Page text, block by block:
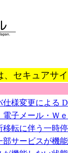
、セキュアサ
仕様変更による
電子メール・Ｗ
移転に伴う一時
部サービスが機